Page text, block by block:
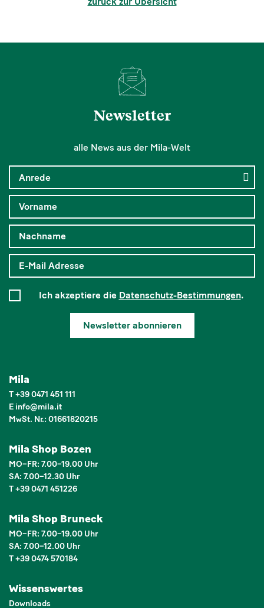
Newsletter
alle News aus der Mila-Welt
Ich akzeptiere die Datenschutz-Bestimmungen.
Newsletter abonnieren
Mila
T+39 0471 451 111
E info@mila.it
MwSt. Nr.: 01661820215
Mila Shop Bozen
MO–FR: 7.00–19.00 Uhr
SA: 7.00–12.30 Uhr
T +39 0471 451226
Mila Shop Bruneck
MO–FR: 7.00–19.00 Uhr
SA: 7.00–12.00 Uhr
T +39 0474 570184
Wissenswertes
Downloads